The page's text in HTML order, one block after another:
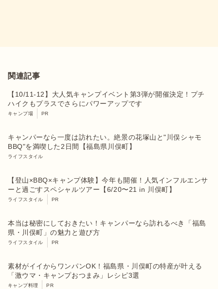
関連記事
【10/11-12】大人気キャンプイベント第3弾が開催決定！プチ
ハイクもプラスでさらにパワーアップです
キャンプ場 PR
キャンパーなら一度は訪れたい。絶景の花塚山と"川俣シャモ
BBQ"を満喫した2日間【福島県川俣町】
ライフスタイル
【登山×BBQ×キャンプ体験】今年も開催！人気インフルエンサ
ーと過ごすスペシャルツアー【6/20〜21 in 川俣町】
ライフスタイル PR
本当は秘密にしておきたい！キャンパーなら訪れるべき「福島
県・川俣町」の魅力と遊び方
ライフスタイル PR
素材がイイからワンパンOK！福島県・川俣町の特産が叶える
「激ウマ・キャンプおつまみ」レシピ3選
キャンプ料理 PR